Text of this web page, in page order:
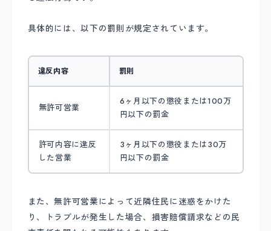
具体的には、以下の罰則が規定されています。
違反内容 罰則
無許可営業
6ヶ月以下の懲役または100万
円以下の罰金
許可内容に違反
した営業
3ヶ月以下の懲役または30万
円以下の罰金
また、無許可営業によって近隣住民に迷惑をかけた
り、トラブルが発生した場合、損害賠償請求などの民